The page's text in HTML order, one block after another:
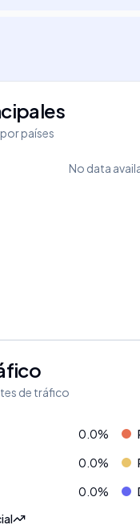
países
No data
de tráfico
0.0%
0.0%
0.0%